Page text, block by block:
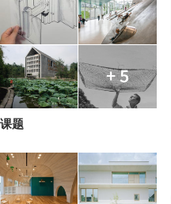
+ 5
课题